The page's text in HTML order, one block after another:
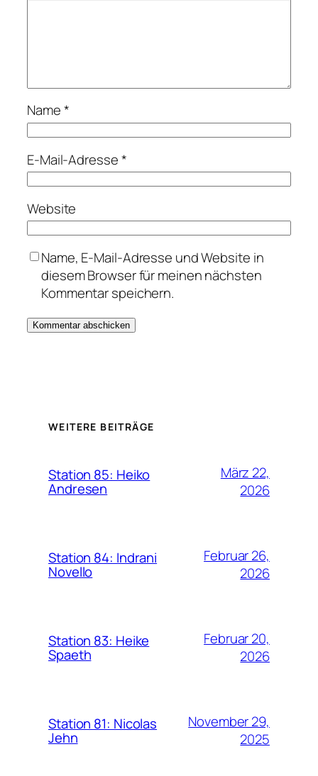
Name*
E-Mail-Adresse*
Website
Name, E-Mail-Adresse und Website in
diesem Browser für meinen nächsten
Kommentar speichern.
WEITERE BEITRÄGE
Station 85: Heiko
Andresen
März 22,
2026
Station 84: Indrani
Novello
Februar 26,
2026
Station 83: Heike
Spaeth
Februar 20,
2026
Station 81: Nicolas
Jehn
November 29,
2025